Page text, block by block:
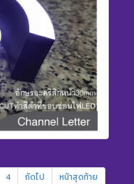
4 ถัดไป หน้าสุดท้าย